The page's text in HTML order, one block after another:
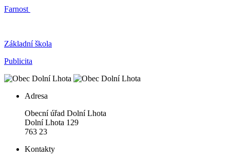
Farnost
Základní škola
Publicita
Adresa
Obecní úřad Dolní Lhota
Dolní Lhota 129
763 23
Kontakty